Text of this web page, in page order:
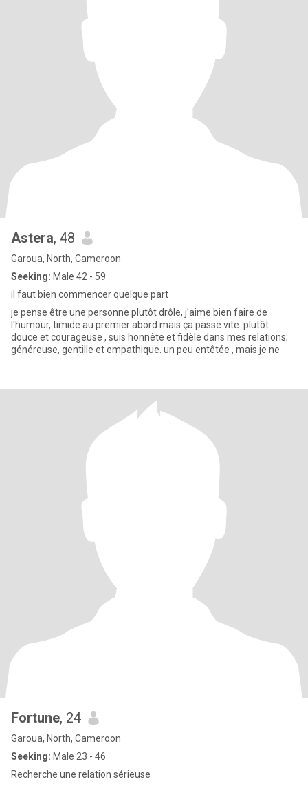
Astera, 48
Garoua, North, Cameroon
Seeking: Male 42 - 59
il faut bien commencer quelque part
je pense être une personne plutôt drôle, j'aime bien faire de
l'humour, timide au premier abord mais ça passe vite. plutôt
douce et courageuse , suis honnête et fidèle dans mes relations;
généreuse, gentille et empathique. un peu entêtée , mais je ne
Fortune, 24
Garoua, North, Cameroon
Seeking: Male 23 - 46
Recherche une relation sérieuse